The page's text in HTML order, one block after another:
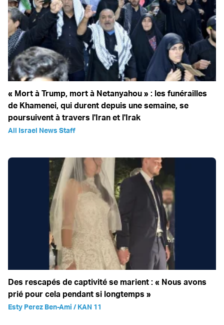
« Mort à Trump, mort à Netanyahou » : les funérailles
de Khamenei, qui durent depuis une semaine, se
poursuivent à travers l'Iran et l'Irak
All Israel News Staff
Des rescapés de captivité se marient : « Nous avons
prié pour cela pendant si longtemps »
Esty Perez Ben-Ami / KAN 11